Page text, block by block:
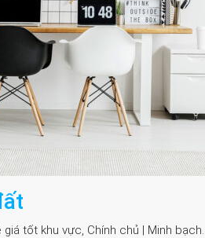
tốt khu vực, Chính chủ | Minh bạch.